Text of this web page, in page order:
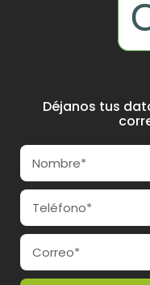
Déjanos tus